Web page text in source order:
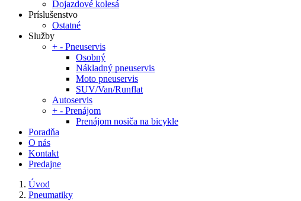
Dojazdové kolesá
Príslušenstvo
Ostatné
Služby
+ - Pneuservis
Osobný
Nákladný pneuservis
Moto pneuservis
SUV/Van/Runflat
Autoservis
+ - Prenájom
Prenájom nosiča na bicykle
Poradňa
O nás
Kontakt
Predajne
Úvod
Pneumatiky